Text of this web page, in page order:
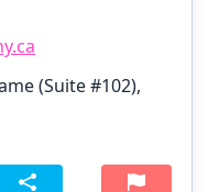
(Suite #102),